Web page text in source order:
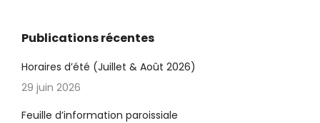
Publications récentes
Horaires d’été (Juillet & Août 2026)
29 juin 2026
Feuille d’information paroissiale